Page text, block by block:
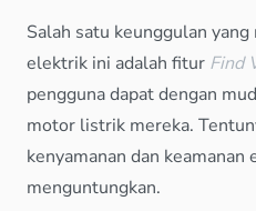
Salah satu keunggulan
elektrik ini adalah fitur Find
pengguna dapat dengan
motor listrik mereka.
kenyamanan dan keamanan
menguntungkan.